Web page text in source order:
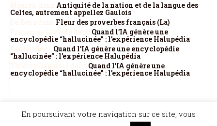
Antiquité de la nation et de la langue des
Celtes, autrement appellez Gaulois
Fleur des proverbes français (La)
Quand l’IA génère une
encyclopédie “hallucinée” : l’expérience Halupédia
Quand l’IA génère une encyclopédie
“hallucinée” : l’expérience Halupédia
Quand l’IA génère une
encyclopédie “hallucinée” : l’expérience Halupédia
©Dicopathe - Tous droits réservés -Mentions légales- Réalisation :Bel et Bien
Vu
En poursuivant votre navigation sur ce site, vous